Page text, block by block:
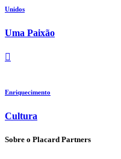
Unidos
Uma Paixão
Enriquecimento
Cultura
Sobre o Placard Partners